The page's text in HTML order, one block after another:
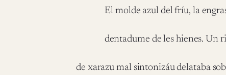
El molde azul del fríu, la
dentadume de les hienes. Un
de xarazu mal sintonizáu delataba